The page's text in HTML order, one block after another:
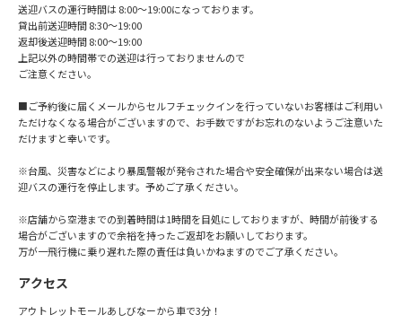
送迎バスの運行時間は 8:00～19:00になっております。
貸出前送迎時間 8:30～19:00
返却後送迎時間 8:00～19:00
上記以外の時間帯での送迎は行っておりませんので
ご注意ください。
■ご予約後に届くメールからセルフチェックインを行っていないお客様はご利用い
ただけなくなる場合がございますので、お手数ですがお忘れのないようご注意いた
だけますと幸いです。
※台風、災害などにより暴風警報が発令された場合や安全確保が出来ない場合は送
迎バスの運行を停止します。予めご了承ください。
※店舗から空港までの到着時間は1時間を目処にしておりますが、時間が前後する
場合がございますので余裕を持ったご返却をお願いしております。
万が一飛行機に乗り遅れた際の責任は負いかねますのでご了承ください。
アクセス
アウトレットモールあしびなーから車で3分！